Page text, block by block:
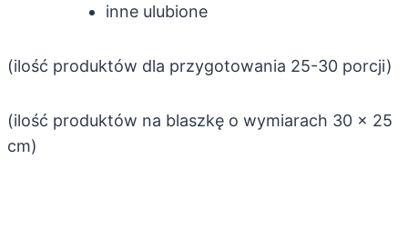
inne ulubione
(ilość produktów dla przygotowania 25-30 porcji)
(ilość produktów na blaszkę o wymiarach 30 x 25
cm)